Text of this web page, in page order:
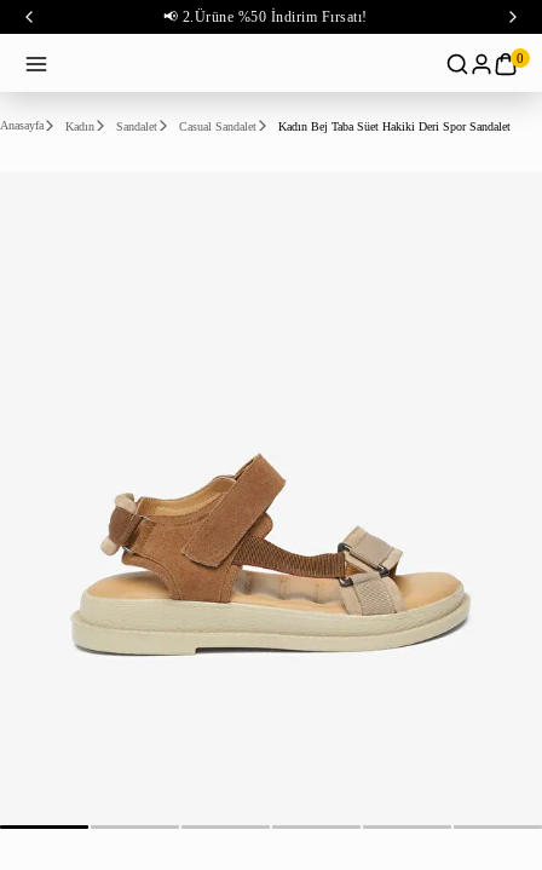
📢 2.Ürüne %50 İndirim Fırsatı!
0
Anasayfa Kadın Sandalet Casual Sandalet Kadın Bej Taba Süet Hakiki Deri Spor Sandalet